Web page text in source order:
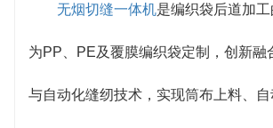
无烟切缝一体机是编织袋后道加
为PP、PE及覆膜编织袋定制，创新融
与自动化缝纫技术，实现筒布上料、